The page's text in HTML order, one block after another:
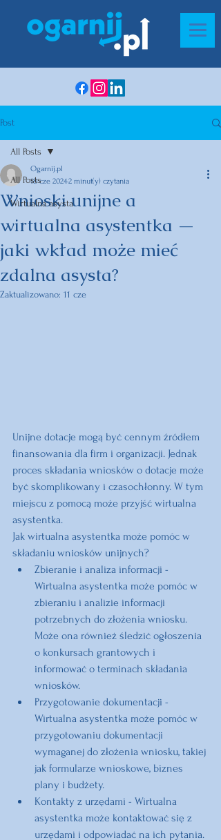
Post
All Posts
Wirtualna asysta
All Posts
Wnioski unijne a
wirtualna asystentka —
jaki wkład może mieć
zdalna asysta?
Ogarnij.pl
18 cze 20242 minut(y) czytania
Zaktualizowano: 11 cze
Unijne dotacje mogą być cennym źródłem
finansowania dla firm i organizacji. Jednak
proces składania wniosków o dotacje może
być skomplikowany i czasochłonny. W tym
miejscu z pomocą może przyjść wirtualna
asystentka.
Jak wirtualna asystentka może pomóc w
składaniu wniosków unijnych?
Zbieranie i analiza informacji -
Wirtualna asystentka może pomóc w
zbieraniu i analizie informacji
potrzebnych do złożenia wniosku.
Może ona również śledzić ogłoszenia
o konkursach grantowych i
informować o terminach składania
wniosków.
Przygotowanie dokumentacji -
Wirtualna asystentka może pomóc w
przygotowaniu dokumentacji
wymaganej do złożenia wniosku, takiej
jak formularze wnioskowe, biznes
plany i budżety.
Kontakty z urzędami - Wirtualna
asystentka może kontaktować się z
urzędami i odpowiadać na ich pytania.